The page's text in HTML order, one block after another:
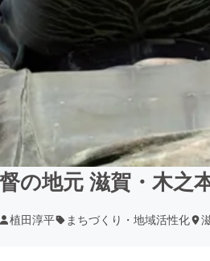
の地元 滋賀・木之
植田淳平 まちづくり・地域活性化